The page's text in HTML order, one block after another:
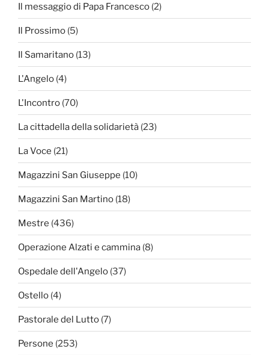
Il messaggio di Papa Francesco (2)
Il Prossimo (5)
Il Samaritano (13)
L'Angelo (4)
L'Incontro (70)
La cittadella della solidarietà (23)
La Voce (21)
Magazzini San Giuseppe (10)
Magazzini San Martino (18)
Mestre (436)
Operazione Alzati e cammina (8)
Ospedale dell'Angelo (37)
Ostello (4)
Pastorale del Lutto (7)
Persone (253)